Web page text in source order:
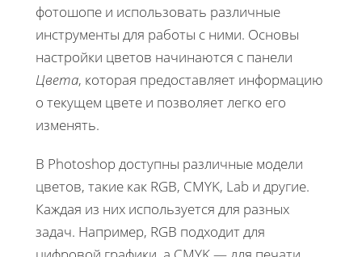
фотошопе и использовать различные
инструменты для работы с ними. Основы
настройки цветов начинаются с панели
Цвета, которая предоставляет информацию
о текущем цвете и позволяет легко его
изменять.
В Photoshop доступны различные модели
цветов, такие как RGB, CMYK, Lab и другие.
Каждая из них используется для разных
задач. Например, RGB подходит для